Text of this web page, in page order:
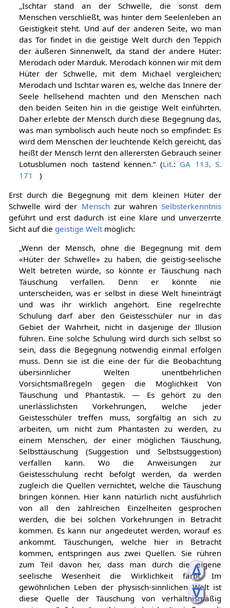
ᐃ
ᐁ
„Ischtar stand an der Schwelle, die sonst dem
Menschen verschließt, was hinter dem Seelenleben an
Geistigkeit steht. Und auf der anderen Seite, wo man
das Tor findet in die geistige Welt durch den Teppich
der äußeren Sinnenwelt, da stand der andere Hüter:
Merodach oder Marduk. Merodach können wir mit dem
Hüter der Schwelle, mit dem Michael vergleichen;
Merodach und Ischtar waren es, welche das Innere der
Seele hellsehend machten und den Menschen nach
den beiden Seiten hin in die geistige Welt einführten.
Daher erlebte der Mensch durch diese Begegnung das,
was man symbolisch auch heute noch so empfindet: Es
wird dem Menschen der leuchtende Kelch gereicht, das
heißt der Mensch lernt den allerersten Gebrauch seiner
Lotusblumen noch tastend kennen.“ (Lit.: GA 113, S.
171
)
Erst durch die Begegnung mit dem kleinen Hüter der
Schwelle wird der Menschzur wahrenSelbsterkenntnis
geführt und erst dadurch ist eine klare und unverzerrte
Sicht auf die geistige Weltmöglich:
„Wenn der Mensch, ohne die Begegnung mit dem
«Hüter der Schwelle» zu haben, die geistig-seelische
Welt betreten würde, so könnte er Täuschung nach
Täuschung verfallen. Denn er könnte nie
unterscheiden, was er selbst in diese Welt hineinträgt
und was ihr wirklich angehört. Eine regelrechte
Schulung darf aber den Geistesschüler nur in das
Gebiet der Wahrheit, nicht in dasjenige der Illusion
führen. Eine solche Schulung wird durch sich selbst so
sein, dass die Begegnung notwendig einmal erfolgen
muss. Denn sie ist die eine der für die Beobachtung
übersinnlicher Welten unentbehrlichen
Vorsichtsmaßregeln gegen die Möglichkeit Von
Täuschung und Phantastik. — Es gehört zu den
unerlässlichsten Vorkehrungen, welche jeder
Geistesschüler treffen muss, sorgfältig an sich zu
arbeiten, um nicht zum Phantasten zu werden, zu
einem Menschen, der einer möglichen Täuschung,
Selbsttäuschung (Suggestion und Selbstsuggestion)
verfallen kann. Wo die Anweisungen zur
Geistesschulung recht befolgt werden, da werden
zugleich die Quellen vernichtet, welche die Täuschung
bringen können. Hier kann natürlich nicht ausführlich
von all den zahlreichen Einzelheiten gesprochen
werden, die bei solchen Vorkehrungen in Betracht
kommen. Es kann nur angedeutet werden, worauf es
ankommt. Täuschungen, welche hier in Betracht
kommen, entspringen aus zwei Quellen. Sie rühren
zum Teil davon her, dass man durch die eigene
seelische Wesenheit die Wirklichkeit färbt. Im
gewöhnlichen Leben der physisch-sinnlichen Welt ist
diese Quelle der Täuschung von verhältnismäßig